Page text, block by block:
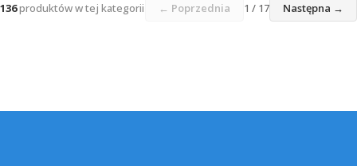
136produktów w tej kategorii ← Poprzednia 1 / 17 Następna →